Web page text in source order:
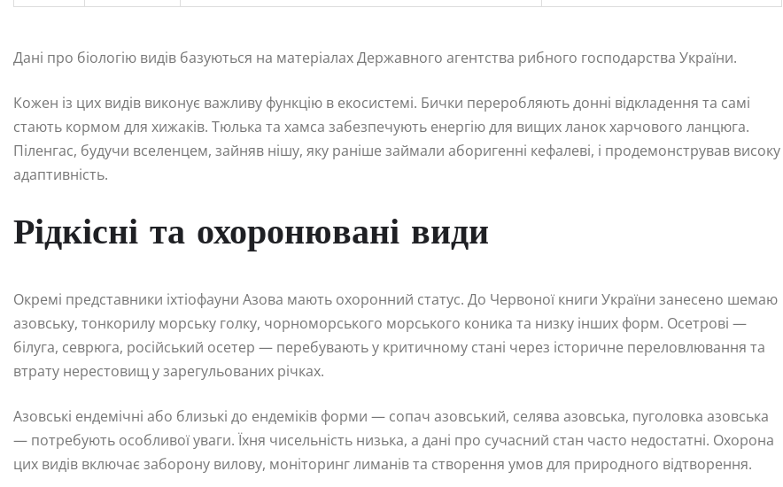
Дані про біологію видів базуються на матеріалах Державного агентства рибного господарства України.
Кожен із цих видів виконує важливу функцію в екосистемі. Бички переробляють донні відкладення та самі
стають кормом для хижаків. Тюлька та хамса забезпечують енергію для вищих ланок харчового ланцюга.
Піленгас, будучи вселенцем, зайняв нішу, яку раніше займали аборигенні кефалеві, і продемонстрував високу
адаптивність.
Рідкісні та охоронювані види
Окремі представники іхтіофауни Азова мають охоронний статус. До Червоної книги України занесено шемаю
азовську, тонкорилу морську голку, чорноморського морського коника та низку інших форм. Осетрові —
білуга, севрюга, російський осетер — перебувають у критичному стані через історичне переловлювання та
втрату нерестовищ у зарегульованих річках.
Азовські ендемічні або близькі до ендеміків форми — сопач азовський, селява азовська, пуголовка азовська
— потребують особливої уваги. Їхня чисельність низька, а дані про сучасний стан часто недостатні. Охорона
цих видів включає заборону вилову, моніторинг лиманів та створення умов для природного відтворення.